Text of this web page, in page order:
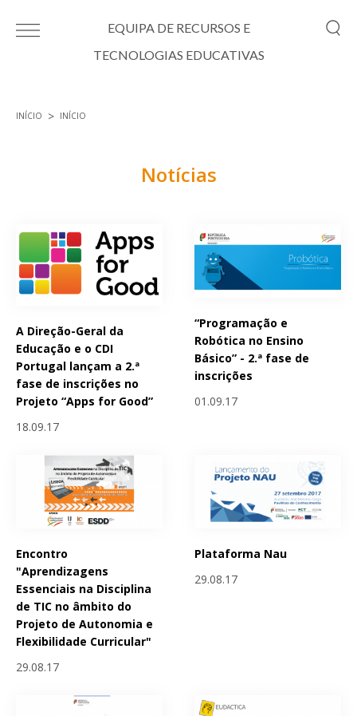
EQUIPA DE RECURSOS E
TECNOLOGIAS EDUCATIVAS
INÍCIO INÍCIO
Notícias
A Direção-Geral da
Educação e o CDI
Portugal lançam a 2.ª
fase de inscrições no
Projeto “Apps for Good”
18.09.17
“Programação e
Robótica no Ensino
Básico” - 2.ª fase de
inscrições
01.09.17
Encontro
"Aprendizagens
Essenciais na Disciplina
de TIC no âmbito do
Projeto de Autonomia e
Flexibilidade Curricular"
29.08.17
Plataforma Nau
29.08.17
Páginas